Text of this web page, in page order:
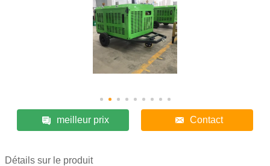
meilleur prix Contact
Détails sur le produit